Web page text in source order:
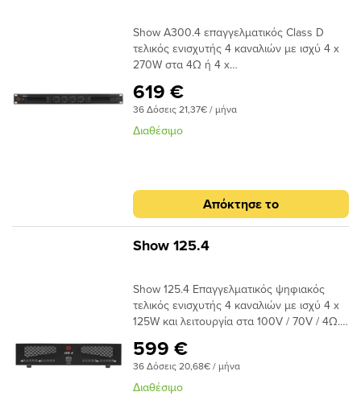
Show A300.4 επαγγελματικός Class D
τελικός ενισχυτής 4 καναλιών με ισχύ 4 x
270W στα 4Ω ή 4 x
τη δυνατότητα bridge και απόδοση 2 x
900W στα 4Ω. Ελαφριά και συμπαγή
κατασκευή, απεικόνιση με LED και
εφαρμογές. Μέγεθος Rack 1U. Διαστάσεις
(MxBxY) 483 x 360 x 44mm – 6,2 κιλά.
619 €
36 Δόσεις 21,37€ / μήνα
Διαθέσιμο
Απόκτησε το
Show 125.4
Show 125.4 Επαγγελματικός ψηφιακός
τελικός ενισχυτής 4 καναλιών με ισχύ 4 x
125W και λειτουργία στα 100V / 70V / 4Ω.
(Balanced) και έξοδοι screw terminals.
Διαστάσεις (MxBxY) 483 x 353 x 88,5mm –
9,2 κιλά
599 €
36 Δόσεις 20,68€ / μήνα
Διαθέσιμο